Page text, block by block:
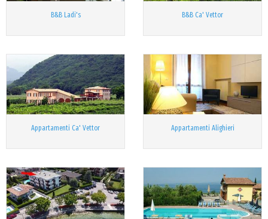
B&B Ladi's B&B Ca' Vettor
Appartamenti Ca' Vettor Appartamenti Alighieri